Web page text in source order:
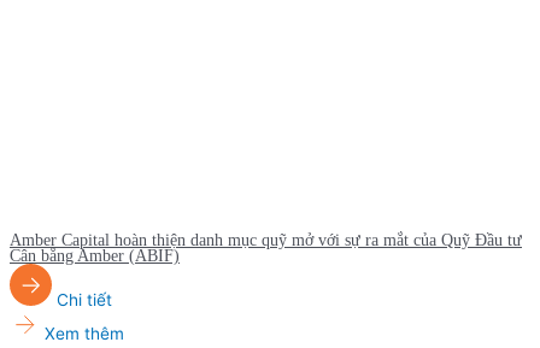
Amber Capital hoàn thiện danh mục quỹ mở với sự ra mắt của Quỹ Đầu tư
Cân bằng Amber (ABIF)
Chi tiết
Xem thêm